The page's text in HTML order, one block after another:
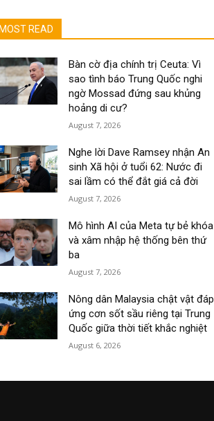
MOST READ
Bàn cờ địa chính trị Ceuta: Vì
sao tình báo Trung Quốc nghi
ngờ Mossad đứng sau khủng
hoảng di cư?
August 7, 2026
Nghe lời Dave Ramsey nhận An
sinh Xã hội ở tuổi 62: Nước đi
sai lầm có thể đắt giá cả đời
August 7, 2026
Mô hình AI của Meta tự bẻ khóa
và xâm nhập hệ thống bên thứ
ba
August 7, 2026
Nông dân Malaysia chật vật đáp
ứng cơn sốt sầu riêng tại Trung
Quốc giữa thời tiết khắc nghiệt
August 6, 2026